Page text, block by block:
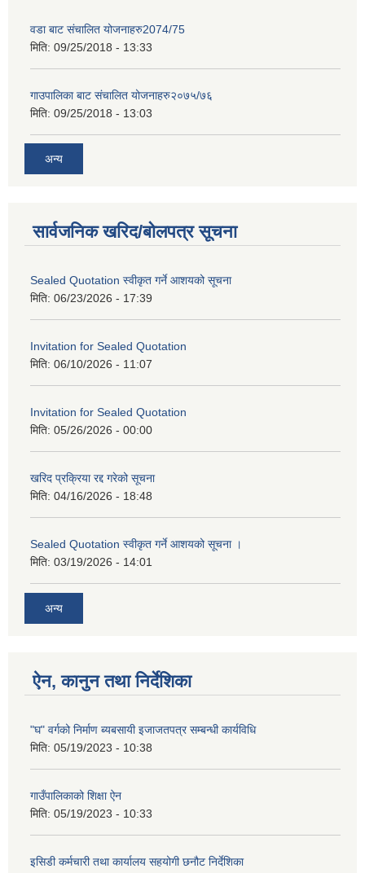
वडा बाट संचालित योजनाहरु2074/75
मिति: 09/25/2018 - 13:33
गाउपालिका बाट संचालित योजनाहरु२०७५/७६
मिति: 09/25/2018 - 13:03
अन्य
सार्वजनिक खरिद/बोलपत्र सूचना
Sealed Quotation स्वीकृत गर्ने आशयको सूचना
मिति: 06/23/2026 - 17:39
Invitation for Sealed Quotation
मिति: 06/10/2026 - 11:07
Invitation for Sealed Quotation
मिति: 05/26/2026 - 00:00
खरिद प्रक्रिया रद्द गरेको सूचना
मिति: 04/16/2026 - 18:48
Sealed Quotation स्वीकृत गर्ने आशयको सूचना ।
मिति: 03/19/2026 - 14:01
अन्य
ऐन, कानुन तथा निर्देशिका
"घ" वर्गको निर्माण ब्यबसायी इजाजतपत्र सम्बन्धी कार्यविधि
मिति: 05/19/2023 - 10:38
गाउँपालिकाको शिक्षा ऐन
मिति: 05/19/2023 - 10:33
इसिडी कर्मचारी तथा कार्यालय सहयोगी छनौट निर्देशिका